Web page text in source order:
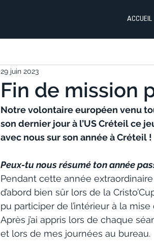
ACCUEIL
Fin de mission
29 juin 2023
Notre volontaire européen venu
son dernier jour à l’US Créteil ce
avec nous sur son année à Créteil !
Peux-tu nous résumé ton année
Pendant cette année
d’abord bien sûr lors de la
pu participer de l’intérieur à la
Après j’ai appris lors de chaque
et lors de mes journées au bureau.